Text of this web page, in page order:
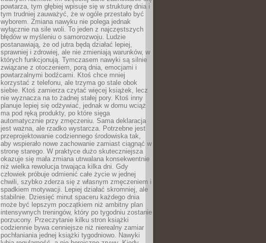
powtarza, tym głębiej wpisuje się w strukturę dnia i
tym trudniej zauważyć, że w ogóle przestało być
wyborem. Zmiana nawyku nie polega jednak
wyłącznie na sile woli. To jeden z najczęstszych
błędów w myśleniu o samorozwoju. Ludzie
postanawiają, że od jutra będą działać lepiej,
sprawniej i zdrowiej, ale nie zmieniają warunków, w
których funkcjonują. Tymczasem nawyki są silnie
związane z otoczeniem, porą dnia, emocjami i
powtarzalnymi bodźcami. Ktoś chce mniej
korzystać z telefonu, ale trzyma go stale obok
siebie. Ktoś zamierza czytać więcej książek, lecz
nie wyznacza na to żadnej stałej pory. Ktoś inny
planuje lepiej się odżywiać, jednak w domu wciąż
ma pod ręką produkty, po które sięga
automatycznie przy zmęczeniu. Sama deklaracja
jest ważna, ale rzadko wystarcza. Potrzebne jest
przeprojektowanie codziennego środowiska tak,
aby wspierało nowe zachowanie zamiast ciągnąć w
stronę starego. W praktyce dużo skuteczniejsza
okazuje się mała zmiana utrwalana konsekwentnie
niż wielka rewolucja trwająca kilka dni. Gdy
człowiek próbuje odmienić całe życie w jednej
chwili, szybko zderza się z własnym zmęczeniem i
spadkiem motywacji. Lepiej działać skromniej, ale
stabilnie. Dziesięć minut spaceru każdego dnia
może być lepszym początkiem niż ambitny plan
intensywnych treningów, który po tygodniu zostanie
porzucony. Przeczytanie kilku stron książki
codziennie bywa cenniejsze niż nierealny zamiar
pochłaniania jednej książki tygodniowo. Nawyki